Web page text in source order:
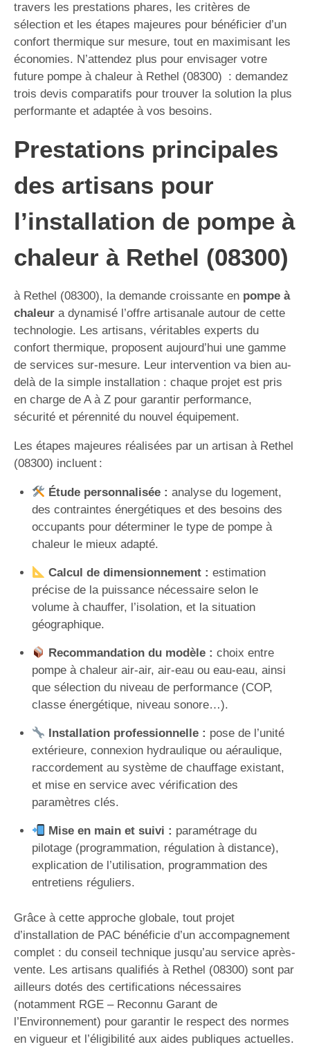
travers les prestations phares, les critères de
sélection et les étapes majeures pour bénéficier d’un
confort thermique sur mesure, tout en maximisant les
économies. N’attendez plus pour envisager votre
future pompe à chaleur à Rethel (08300) : demandez
trois devis comparatifs pour trouver la solution la plus
performante et adaptée à vos besoins.
Prestations principales
des artisans pour
l’installation de pompe à
chaleur à Rethel (08300)
à Rethel (08300), la demande croissante en pompe à
chaleur a dynamisé l’offre artisanale autour de cette
technologie. Les artisans, véritables experts du
confort thermique, proposent aujourd’hui une gamme
de services sur-mesure. Leur intervention va bien au-
delà de la simple installation : chaque projet est pris
en charge de A à Z pour garantir performance,
sécurité et pérennité du nouvel équipement.
Les étapes majeures réalisées par un artisan à Rethel
(08300) incluent :
Étude personnalisée : analyse du logement,
des contraintes énergétiques et des besoins des
occupants pour déterminer le type de pompe à
chaleur le mieux adapté.
Calcul de dimensionnement : estimation
précise de la puissance nécessaire selon le
volume à chauffer, l’isolation, et la situation
géographique.
Recommandation du modèle : choix entre
pompe à chaleur air-air, air-eau ou eau-eau, ainsi
que sélection du niveau de performance (COP,
classe énergétique, niveau sonore…).
Installation professionnelle : pose de l’unité
extérieure, connexion hydraulique ou aéraulique,
raccordement au système de chauffage existant,
et mise en service avec vérification des
paramètres clés.
Mise en main et suivi : paramétrage du
pilotage (programmation, régulation à distance),
explication de l’utilisation, programmation des
entretiens réguliers.
Grâce à cette approche globale, tout projet
d’installation de PAC bénéficie d’un accompagnement
complet : du conseil technique jusqu’au service après-
vente. Les artisans qualifiés à Rethel (08300) sont par
ailleurs dotés des certifications nécessaires
(notamment RGE – Reconnu Garant de
l’Environnement) pour garantir le respect des normes
en vigueur et l’éligibilité aux aides publiques actuelles.